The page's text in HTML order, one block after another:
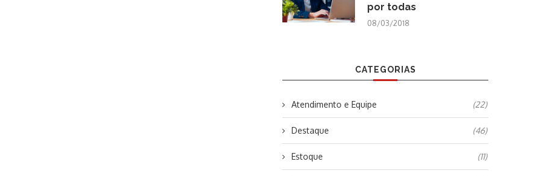
por todas
08/03/2018
CATEGORIAS
Atendimento e Equipe (22)
Destaque (46)
Estoque (11)